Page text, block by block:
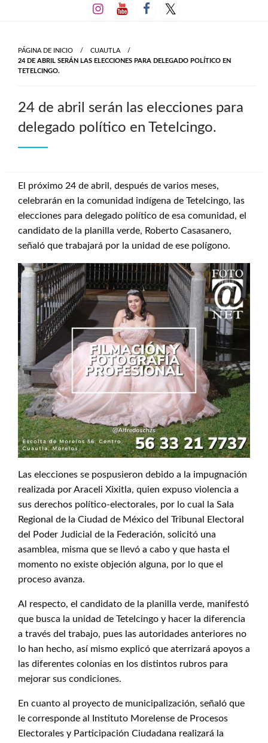
al
PÁGINA DE INICIO
CUAUTLA
24 DE ABRIL SERÁN LAS ELECCIONES PARA DELEGADO POLÍTICO EN
TETELCINGO.
24 de abril serán las elecciones para
delegado político en Tetelcingo.
El próximo 24 de abril, después de varios meses,
celebrarán en la comunidad indígena de Tetelcingo, las
elecciones para delegado político de esa comunidad, el
candidato de la planilla verde, Roberto Casasanero,
señaló que trabajará por la unidad de ese polígono.
Las elecciones se pospusieron debido a la impugnación
realizada por Araceli Xixitla, quien expuso violencia a
sus derechos político-electorales, por lo cual la Sala
Regional de la Ciudad de México del Tribunal Electoral
del Poder Judicial de la Federación, solicitó una
asamblea, misma que se llevó a cabo y que hasta el
momento no existe objeción alguna, por lo que el
proceso avanza.
Al respecto, el candidato de la planilla verde, manifestó
que busca la unidad de Tetelcingo y hacer la diferencia
a través del trabajo, pues las autoridades anteriores no
lo han hecho, así mismo explicó que aterrizará apoyos a
las diferentes colonias en los distintos rubros para
mejorar sus condiciones.
En cuanto al proyecto de municipalización, señaló que
le corresponde al Instituto Morelense de Procesos
Electorales y Participación Ciudadana realizará la